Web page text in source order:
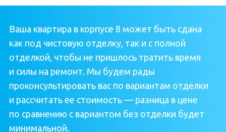
Ваша квартира в корпусе 8 может быть сдана
как под чистовую отделку, так и с полной
отделкой, чтобы не пришлось тратить время
и силы на ремонт. Мы будем рады
проконсультировать вас по вариантам отделки
и рассчитать ее стоимость — разница в цене
по сравнению с вариантом без отделки будет
минимальной.